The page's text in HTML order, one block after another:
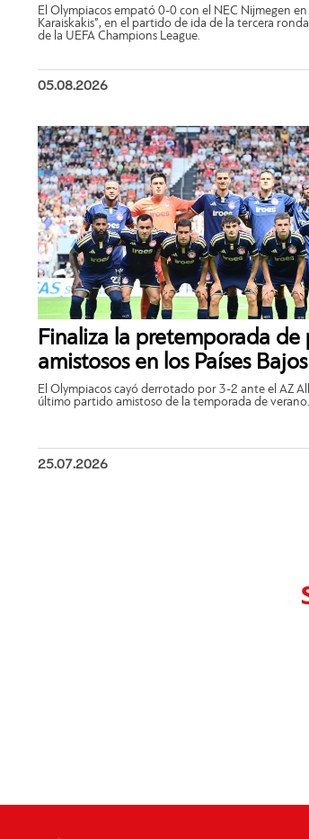
El Olympiacos empató 0-0 con el NEC Nijmegen en
Karaiskakis”, en el partido de ida de la tercera
de la UEFA Champions League.
05.08.2026
Finaliza la pretemporada de
amistosos en los Países Bajos
El Olympiacos cayó derrotado por 3-2 ante el AZ
último partido amistoso de la temporada de verano.
25.07.2026